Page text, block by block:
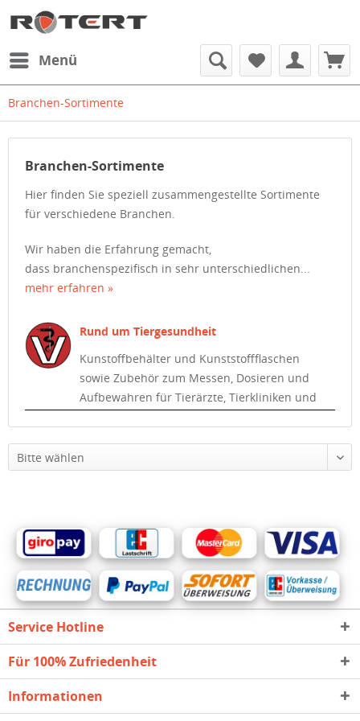
Menü
Branchen-Sortimente
Branchen-Sortimente
Hier finden Sie speziell zusammengestellte Sortimente
für verschiedene Branchen.
Wir haben die Erfahrung gemacht,
dass branchenspezifisch in sehr unterschiedlichen...
mehr erfahren »
Rund um Tiergesundheit
Kunstoffbehälter und Kunststoffflaschen
sowie Zubehör zum Messen, Dosieren und
Aufbewahren für Tierärzte, Tierkliniken und
Service Hotline
Für 100% Zufriedenheit
Informationen